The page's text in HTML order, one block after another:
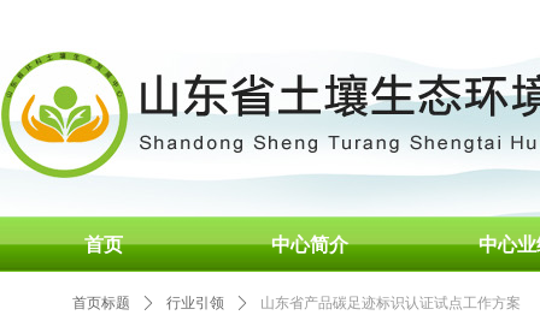
首页 中心简介 中心业
首页标题 ꄲ 行业引领 ꄲ 山东省产品碳足迹标识认证试点工作方案